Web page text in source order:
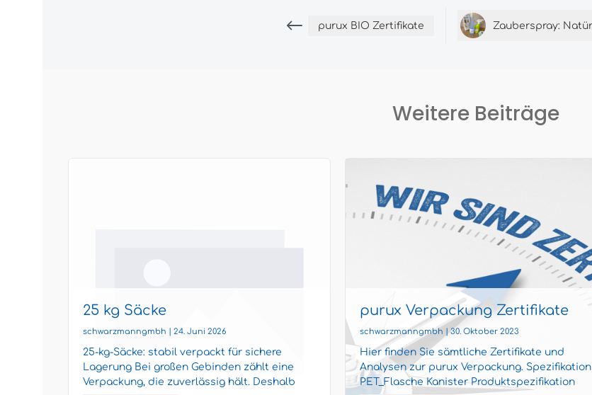
purux BIO Zertifikate
Weitere Beiträge
25 kg Säcke
schwarzmanngmbh | 24. Juni 2026
25-kg-Säcke: stabil verpackt für sichere
Lagerung Bei großen Gebinden zählt eine
Verpackung, die zuverlässig hält. Deshalb
purux Verpackung Zertifikate
schwarzmanngmbh | 30. Oktober 2023
Hier finden Sie sämtliche Zertifikate und
Analysen zur purux Verpackung. Spezifikation
PET_Flasche Kanister Produktspezifikation